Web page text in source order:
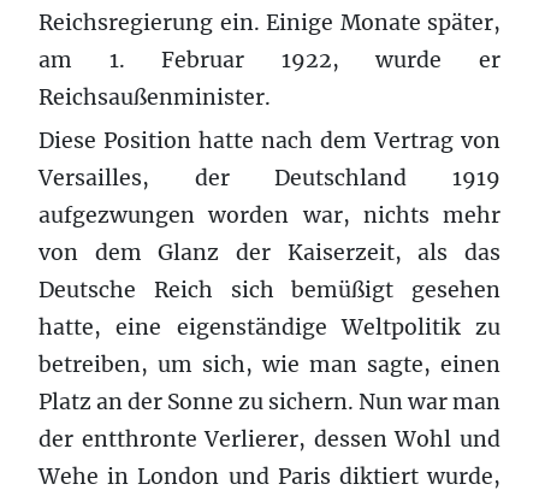
Reichsregierung ein. Einige Monate später,
am 1. Februar 1922, wurde er
Reichsaußenminister.
Diese Position hatte nach dem Vertrag von
Versailles, der Deutschland 1919
aufgezwungen worden war, nichts mehr
von dem Glanz der Kaiserzeit, als das
Deutsche Reich sich bemüßigt gesehen
hatte, eine eigenständige Weltpolitik zu
betreiben, um sich, wie man sagte, einen
Platz an der Sonne zu sichern. Nun war man
der entthronte Verlierer, dessen Wohl und
Wehe in London und Paris diktiert wurde,